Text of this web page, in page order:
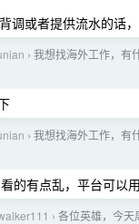
调或者提供流水的话
› 我想找海外工作，有
› 我想找海外工作，有
的有点乱，平台可以
› 各位英雄，今天